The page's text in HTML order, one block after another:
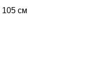
105 см